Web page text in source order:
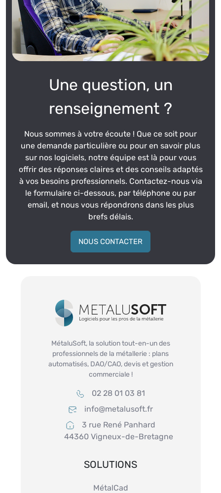
Une question, un
renseignement ?
Nous sommes à votre écoute ! Que ce soit pour
une demande particulière ou pour en savoir plus
sur nos logiciels, notre équipe est là pour vous
offrir des réponses claires et des conseils adaptés
à vos besoins professionnels. Contactez-nous via
le formulaire ci-dessous, par téléphone ou par
email, et nous vous répondrons dans les plus
brefs délais.
NOUS CONTACTER
MétaluSoft, la solution tout-en-un des
professionnels de la métallerie : plans
automatisés, DAO/CAO, devis et gestion
commerciale !
02 28 01 03 81
info@metalusoft.fr
3 rue René Panhard
44360 Vigneux-de-Bretagne
SOLUTIONS
MétalCad